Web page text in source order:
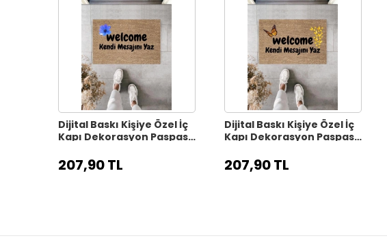
Dijital Baskı Kişiye Özel İç
Kapı Dekorasyon Paspas
207,90 TL
Dijital Baskı Kişiye Özel İç
Kapı Dekorasyon Paspas
207,90 TL